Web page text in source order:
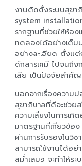
งานติดตั้งระบบสุขา
system
รากฐานที่ช่วยให้ห้อ
ทดลองได้อย่างเต็ม
อย่างละเอียด ตั้งแต่
ดักสารเคมี ไปจนถึง
เสีย เป็นปัจจัยสำคัญ
นอกจากเรื่องความ
สุขาภิบาลที่ดีจะช่วย
ความเสี่ยงในการเ
มาตรฐานที่เกี่ยวข้อ
ผ่านการรับรองในวิ
สามารถใช้งานได้อ
สม่ำเสมอ จะทำให้ร